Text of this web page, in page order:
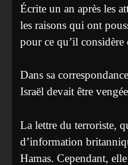
Écrite un an après les
les raisons qui ont
pour ce qu’il considère
Dans sa
Israël devait être
La lettre du terroriste,
d’information
Hamas. Cependant,